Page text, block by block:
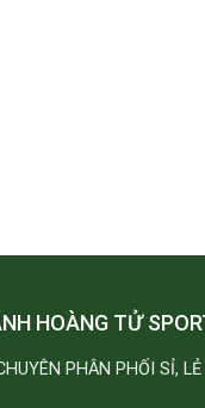
HOÀNG TỬ
PHÂN PHỐI SỈ,